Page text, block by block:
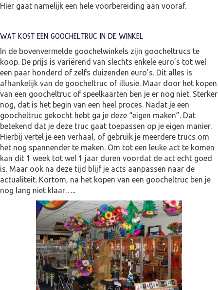
Hier gaat namelijk een hele voorbereiding aan vooraf.
WAT KOST EEN GOOCHELTRUC IN DE WINKEL
In de bovenvermelde goochelwinkels zijn goocheltrucs te
koop. De prijs is variërend van slechts enkele euro’s tot wel
een paar honderd of zelfs duizenden euro’s. Dit alles is
afhankelijk van de goocheltruc of illusie. Maar door het kopen
van een goocheltruc of speelkaarten ben je er nog niet. Sterker
nog, dat is het begin van een heel proces. Nadat je een
goocheltruc gekocht hebt ga je deze “eigen maken”. Dat
betekend dat je deze truc gaat toepassen op je eigen manier.
Hierbij vertel je een verhaal, of gebruik je meerdere trucs om
het nog spannender te maken. Om tot een leuke act te komen
kan dit 1 week tot wel 1 jaar duren voordat de act echt goed
is. Maar ook na deze tijd blijf je acts aanpassen naar de
actualiteit. Kortom, na het kopen van een goocheltruc ben je
nog lang niet klaar…..